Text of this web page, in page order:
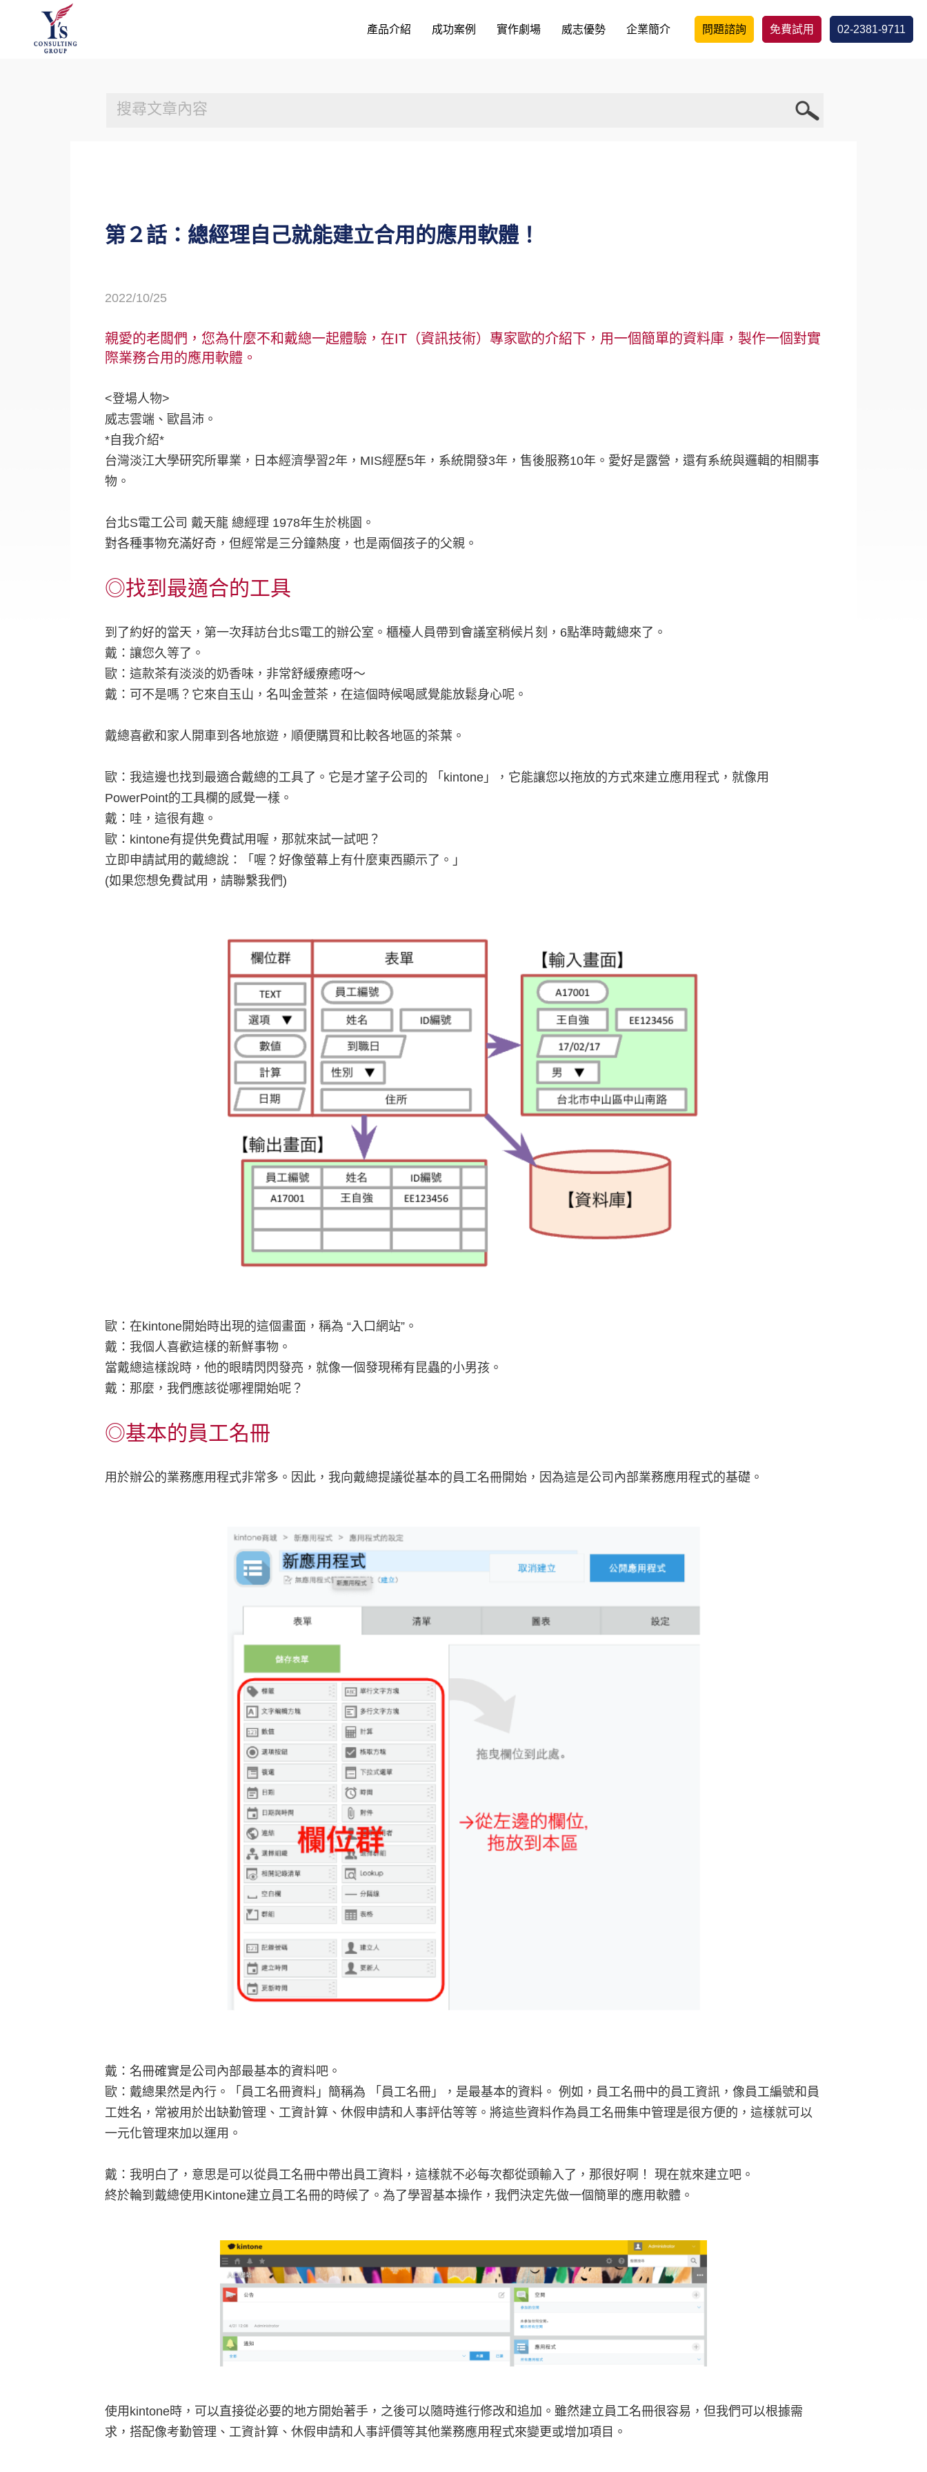
產品介紹 成功案例 實作劇場 威志優勢 企業簡介 問題諮詢 免費試用 02-2381-9711
第２話：總經理自己就能建立合用的應用軟體！
2022/10/25
親愛的老闆們，您為什麼不和戴總一起體驗，在IT（資訊技術）專家歐的介紹下，用一個簡單的資料庫，製作一個對實
際業務合用的應用軟體。
<登場人物>
威志雲端、歐昌沛。
*自我介紹*
台灣淡江大學研究所畢業，日本經濟學習2年，MIS經歷5年，系統開發3年，售後服務10年。愛好是露營，還有系統與邏輯的相關事
物。
台北S電工公司 戴天龍 總經理 1978年生於桃園。
對各種事物充滿好奇，但經常是三分鐘熱度，也是兩個孩子的父親。
◎找到最適合的工具
到了約好的當天，第一次拜訪台北S電工的辦公室。櫃檯人員帶到會議室稍候片刻，6點準時戴總來了。
戴：讓您久等了。
歐：這款茶有淡淡的奶香味，非常舒緩療癒呀～
戴：可不是嗎？它來自玉山，名叫金萱茶，在這個時候喝感覺能放鬆身心呢。
戴總喜歡和家人開車到各地旅遊，順便購買和比較各地區的茶葉。
歐：我這邊也找到最適合戴總的工具了。它是才望子公司的 「kintone」，它能讓您以拖放的方式來建立應用程式，就像用
PowerPoint的工具欄的感覺一樣。
戴：哇，這很有趣。
歐：kintone有提供免費試用喔，那就來試一試吧？
立即申請試用的戴總說：「喔？好像螢幕上有什麼東西顯示了。」
(如果您想免費試用，請聯繫我們)
歐：在kintone開始時出現的這個畫面，稱為 “入口網站”。
戴：我個人喜歡這樣的新鮮事物。
當戴總這樣說時，他的眼睛閃閃發亮，就像一個發現稀有昆蟲的小男孩。
戴：那麼，我們應該從哪裡開始呢？
◎基本的員工名冊
用於辦公的業務應用程式非常多。因此，我向戴總提議從基本的員工名冊開始，因為這是公司內部業務應用程式的基礎。
戴：名冊確實是公司內部最基本的資料吧。
歐：戴總果然是內行。「員工名冊資料」簡稱為 「員工名冊」，是最基本的資料。 例如，員工名冊中的員工資訊，像員工編號和員
工姓名，常被用於出缺勤管理、工資計算、休假申請和人事評估等等。將這些資料作為員工名冊集中管理是很方便的，這樣就可以
一元化管理來加以運用。
戴：我明白了，意思是可以從員工名冊中帶出員工資料，這樣就不必每次都從頭輸入了，那很好啊！ 現在就來建立吧。
終於輪到戴總使用Kintone建立員工名冊的時候了。為了學習基本操作，我們決定先做一個簡單的應用軟體。
使用kintone時，可以直接從必要的地方開始著手，之後可以隨時進行修改和追加。雖然建立員工名冊很容易，但我們可以根據需
求，搭配像考勤管理、工資計算、休假申請和人事評價等其他業務應用程式來變更或增加項目。